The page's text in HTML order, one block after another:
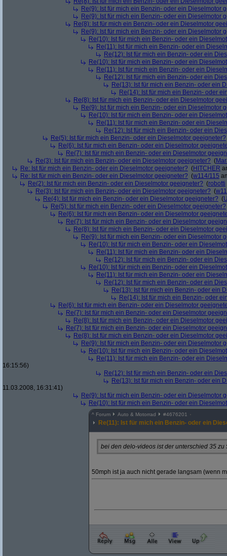
Re(9): Ist für mich ein Benzin- oder ein Dieselmotor
Re(9): Ist für mich ein Benzin- oder ein Dieselmotor
Re(8): Ist für mich ein Benzin- oder ein Dieselmotor
Re(9): Ist für mich ein Benzin- oder ein Dieselmotor
Re(10): Ist für mich ein Benzin- oder ein
Re(11): Ist für mich ein Benzin- oder ein
Re(12): Ist für mich ein Benzin- oder ein
Re(10): Ist für mich ein Benzin- oder ein
Re(11): Ist für mich ein Benzin- oder ein
Re(12): Ist für mich ein Benzin- oder ein
Re(13): Ist für mich ein Benzin- oder ein
Re(14): Ist für mich ein Benzin- oder
Re(8): Ist für mich ein Benzin- oder ein Dieselmotor
Re(9): Ist für mich ein Benzin- oder ein Dieselmotor
Re(10): Ist für mich ein Benzin- oder ein
Re(11): Ist für mich ein Benzin- oder ein
Re(12): Ist für mich ein Benzin- oder ein
Re(5): Ist für mich ein Benzin- oder ein Dieselmotor geeigneter?
Re(6): Ist für mich ein Benzin- oder ein Dieselmotor
Re(7): Ist für mich ein Benzin- oder ein Dieselmotor
Re(3): Ist für mich ein Benzin- oder ein Dieselmotor geeigneter? (
Re: Ist für mich ein Benzin- oder ein Dieselmotor geeigneter? (HITCHER
Re: Ist für mich ein Benzin- oder ein Dieselmotor geeigneter? (w114/115
Re(2): Ist für mich ein Benzin- oder ein Dieselmotor geeigneter? (robotti
Re(3): Ist für mich ein Benzin- oder ein Dieselmotor geeigneter? (
Re(4): Ist für mich ein Benzin- oder ein Dieselmotor geeigneter? (
Re(5): Ist für mich ein Benzin- oder ein Dieselmotor geeigneter?
Re(6): Ist für mich ein Benzin- oder ein Dieselmotor
Re(7): Ist für mich ein Benzin- oder ein Dieselmotor
Re(8): Ist für mich ein Benzin- oder ein Dieselmotor
Re(9): Ist für mich ein Benzin- oder ein Dieselmotor
Re(10): Ist für mich ein Benzin- oder ein
Re(11): Ist für mich ein Benzin- oder ein
Re(12): Ist für mich ein Benzin- oder ein
Re(10): Ist für mich ein Benzin- oder ein
Re(11): Ist für mich ein Benzin- oder ein
Re(12): Ist für mich ein Benzin- oder ein
Re(13): Ist für mich ein Benzin- oder ein
Re(14): Ist für mich ein Benzin- oder
Re(6): Ist für mich ein Benzin- oder ein Dieselmotor
Re(7): Ist für mich ein Benzin- oder ein Dieselmotor
Re(8): Ist für mich ein Benzin- oder ein Dieselmotor
Re(7): Ist für mich ein Benzin- oder ein Dieselmotor
Re(8): Ist für mich ein Benzin- oder ein Dieselmotor
Re(9): Ist für mich ein Benzin- oder ein Dieselmotor
Re(10): Ist für mich ein Benzin- oder ein
Re(11): Ist für mich ein Benzin- oder ein
16:15:56)
Re(12): Ist für mich ein Benzin- oder ein
Re(13): Ist für mich ein Benzin- oder ein
11.03.2008, 16:31:41)
Re(9): Ist für mich ein Benzin- oder ein Dieselmotor
Re(10): Ist für mich ein Benzin- oder ein
^ Forum Auto & Motorrad #4676201
Re(11): Ist für mich ein Benzin- oder ein
bei den delo-videos ist der unterschied 35 zu
50mph ist ja auch nicht gerade langsam (wenn